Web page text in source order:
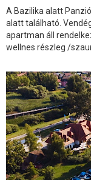
A Bazilika alatt
alatt található.
apartman áll
wellnes részleg /